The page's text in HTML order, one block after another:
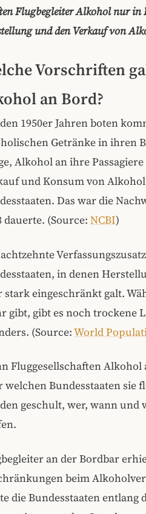
Flugbegleiter Alkohol nur in
und den Verkauf von
Vorschriften
an Bord?
1950er Jahren boten
Getränke in ihren
Alkohol an ihre
und Konsum von
Das war die
dauerte. (Source: NCBI)
in denen
stark eingeschränkt galt.
gibt, gibt es noch trockene
(Source:World
Fluggesellschaften
welchen Bundesstaaten sie
geschult, wer, wann und
an der Bordbar
beim
die Bundesstaaten entlang